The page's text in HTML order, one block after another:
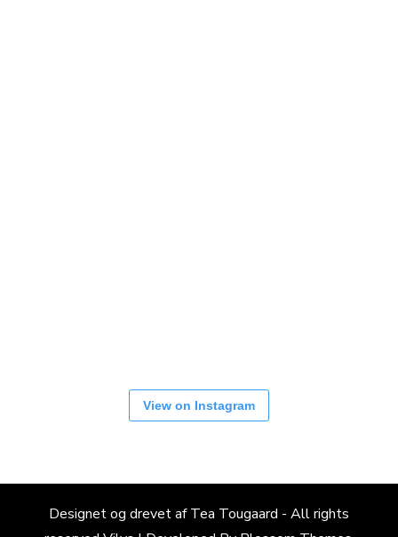
View on Instagram
Designet og drevet af Tea Tougaard - All rights